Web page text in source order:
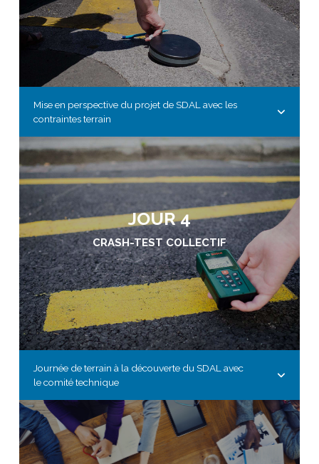
Mise en perspective du projet de SDAL avec les
contraintes terrain
JOUR 4
CRASH-TEST COLLECTIF
Journée de terrain à la découverte du SDAL avec
le comité technique